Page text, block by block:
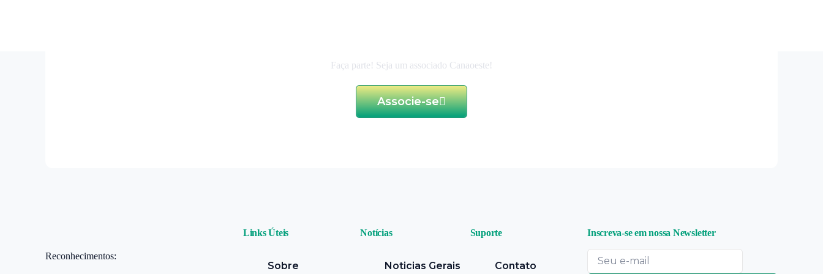
Faça parte! Seja um associado Canaoeste!
Associe-se
Reconhecimentos:
Links Úteis
Sobre
Notícias
Noticias Gerais
Suporte
Contato
Inscreva-se em nossa Newsletter